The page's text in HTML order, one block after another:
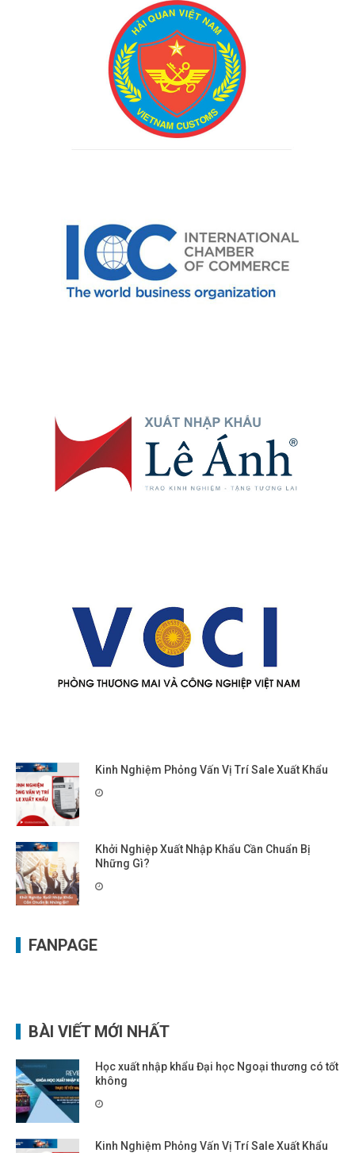
Kinh Nghiệm Phỏng Vấn Vị Trí Sale Xuất Khẩu
Khởi Nghiệp Xuất Nhập Khẩu Cần Chuẩn Bị
Những Gì?
FANPAGE
BÀI VIẾT MỚI NHẤT
Học xuất nhập khẩu Đại học Ngoại thương có tốt
không
Kinh Nghiệm Phỏng Vấn Vị Trí Sale Xuất Khẩu